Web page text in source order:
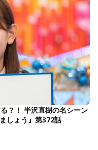
？！ 半沢直樹の名シーン
しょう』第372話